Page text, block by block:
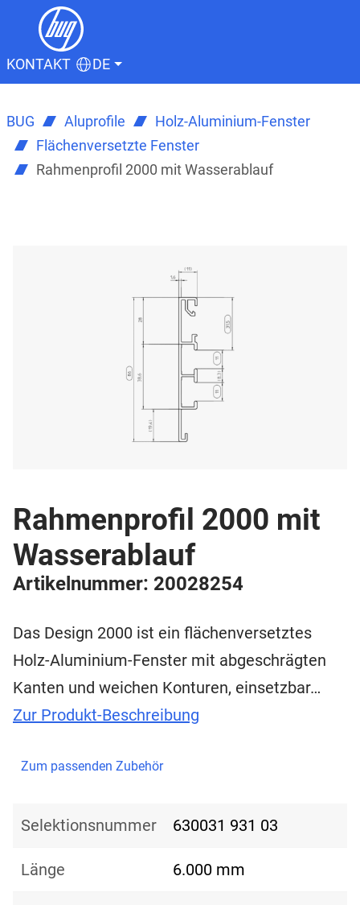
KONTAKT DE
BUG Aluprofile
Holz-Aluminium-Fenster
Flächenversetzte Fenster
Rahmenprofil 2000 mit Wasserablauf
Rahmenprofil 2000 mit
Wasserablauf
Artikelnummer: 20028254
Das Design 2000 ist ein flächenversetztes
Holz-Aluminium-Fenster mit abgeschrägten
Kanten und weichen Konturen, einsetzbar…
Zur Produkt-Beschreibung
Zum passenden Zubehör
Selektionsnummer 630031 931 03
Länge 6.000 mm